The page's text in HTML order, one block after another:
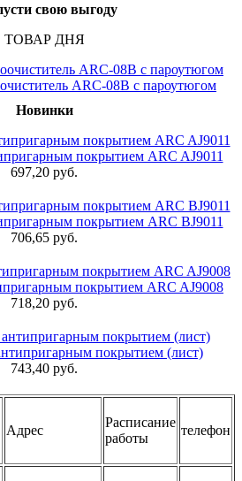
свою выгоду
ТОВАР ДНЯ
ARC-08B с пароутюгом
Новинки
покрытием ARC AJ9011
697,20 руб.
покрытием ARC BJ9011
706,65 руб.
покрытием ARC AJ9008
718,20 руб.
покрытием (лист)
743,40 руб.
Адрес
Расписание
работы
телефон